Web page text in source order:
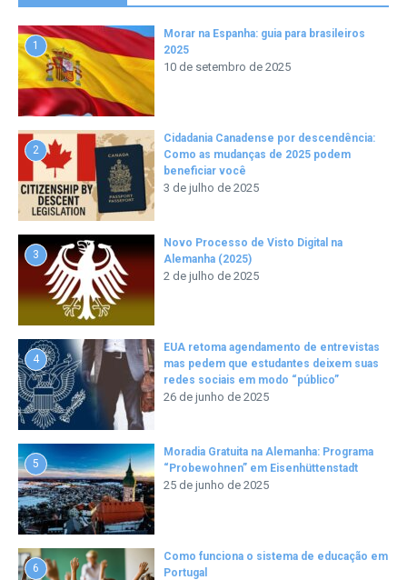
1
Morar na Espanha: guia para brasileiros
2025
10 de setembro de 2025
2
Cidadania Canadense por descendência:
Como as mudanças de 2025 podem
beneficiar você
3 de julho de 2025
3
Novo Processo de Visto Digital na
Alemanha (2025)
2 de julho de 2025
4
EUA retoma agendamento de entrevistas
mas pedem que estudantes deixem suas
redes sociais em modo “público”
26 de junho de 2025
5
Moradia Gratuita na Alemanha: Programa
“Probewohnen” em Eisenhüttenstadt
25 de junho de 2025
6
Como funciona o sistema de educação em
Portugal